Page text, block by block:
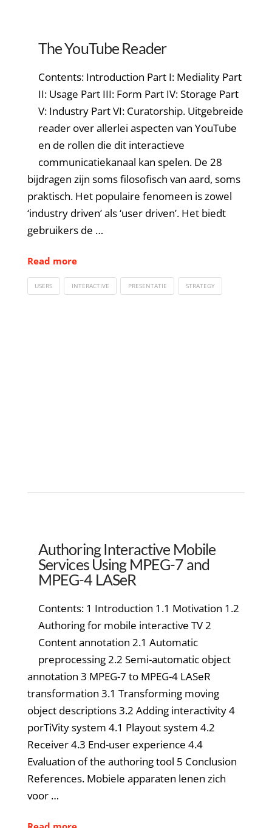
The YouTube Reader
Contents: Introduction Part I: Mediality Part
II: Usage Part III: Form Part IV: Storage Part
V: Industry Part VI: Curatorship. Uitgebreide
reader over allerlei aspecten van YouTube
en de rollen die dit interactieve
communicatiekanaal kan spelen. De 28
bijdragen zijn soms filosofisch van aard, soms
praktisch. Het populaire fenomeen is zowel
‘industry driven’ als ‘user driven’. Het biedt
gebruikers de …
Read more
USERS INTERACTIVE PRESENTATIE STRATEGY
Authoring Interactive Mobile
Services Using MPEG-7 and
MPEG-4 LASeR
Contents: 1 Introduction 1.1 Motivation 1.2
Authoring for mobile interactive TV 2
Content annotation 2.1 Automatic
preprocessing 2.2 Semi-automatic object
annotation 3 MPEG-7 to MPEG-4 LASeR
transformation 3.1 Transforming moving
object descriptions 3.2 Adding interactivity 4
porTiVity system 4.1 Playout system 4.2
Receiver 4.3 End-user experience 4.4
Evaluation of the authoring tool 5 Conclusion
References. Mobiele apparaten lenen zich
voor …